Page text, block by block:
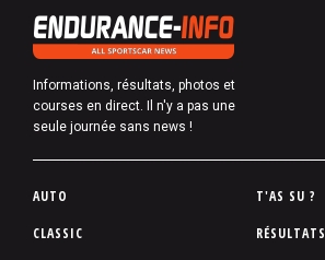
Informations, résultats, photos et
courses en direct. Il n'y a pas une
seule journée sans news !
P
AUTO
CLASSIC
T'AS SU ?
RÉSULTATS